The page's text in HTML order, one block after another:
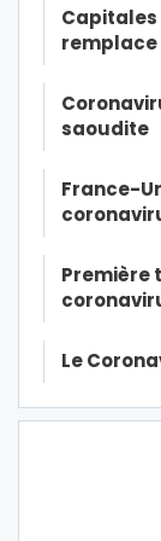
remplace
saoudite
France-
Première
Le